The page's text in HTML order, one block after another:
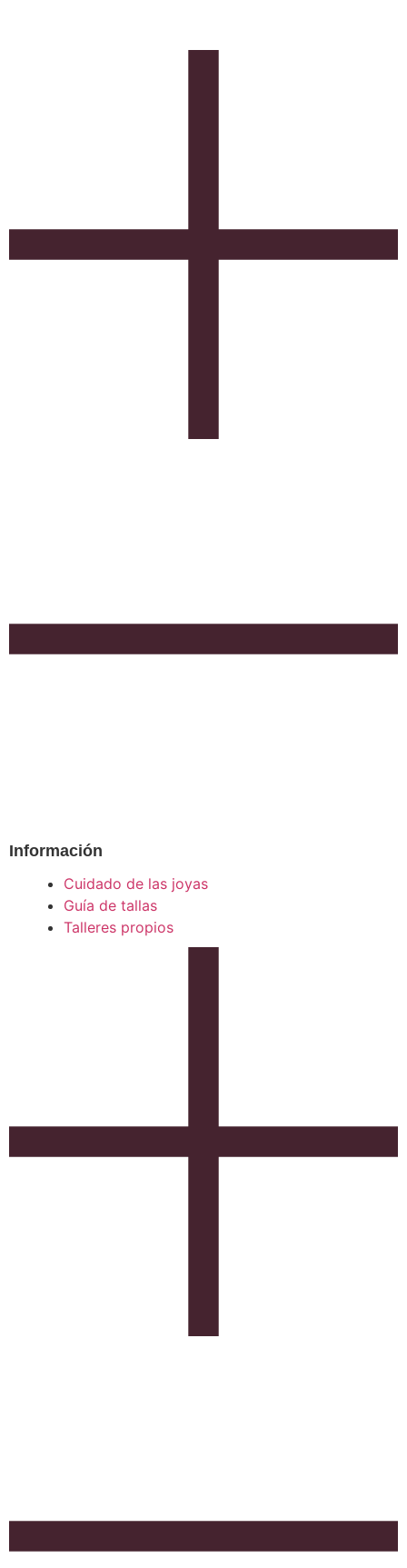
Información
Cuidado de las joyas
Guía de tallas
Talleres propios